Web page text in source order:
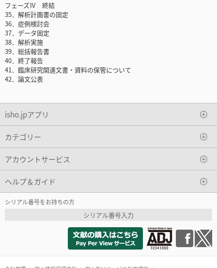
フェーズⅣ 終結
35．解析計画書の固定
36．症例検討会
37．データ固定
38．解析実施
39．総括報告書
40．終了報告
41．臨床研究関連文書・資料の保管について
42．論文公表
isho.jpアプリ
カテゴリー
アカウントサービス
ヘルプ＆ガイド
シリアル番号をお持ちの方
シリアル番号入力